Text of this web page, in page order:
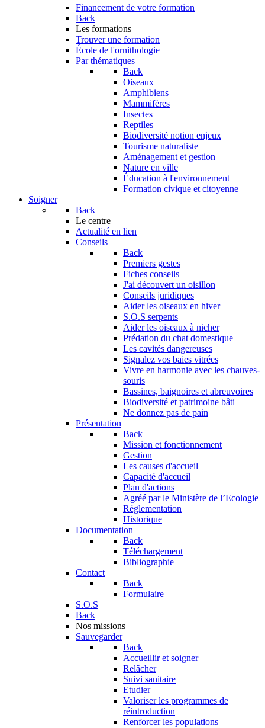
Financement de votre formation
Back
Les formations
Trouver une formation
École de l'ornithologie
Par thématiques
Back
Oiseaux
Amphibiens
Mammifères
Insectes
Reptiles
Biodiversité notion enjeux
Tourisme naturaliste
Aménagement et gestion
Nature en ville
Éducation à l'environnement
Formation civique et citoyenne
Soigner
Back
Le centre
Actualité en lien
Conseils
Back
Premiers gestes
Fiches conseils
J'ai découvert un oisillon
Conseils juridiques
Aider les oiseaux en hiver
S.O.S serpents
Aider les oiseaux à nicher
Prédation du chat domestique
Les cavités dangereuses
Signalez vos baies vitrées
Vivre en harmonie avec les chauves-
souris
Bassines, baignoires et abreuvoires
Biodiversité et patrimoine bâti
Ne donnez pas de pain
Présentation
Back
Mission et fonctionnement
Gestion
Les causes d'accueil
Capacité d'accueil
Plan d'actions
Agréé par le Ministère de l’Ecologie
Réglementation
Historique
Documentation
Back
Téléchargement
Bibliographie
Contact
Back
Formulaire
S.O.S
Back
Nos missions
Sauvegarder
Back
Accueillir et soigner
Relâcher
Suivi sanitaire
Etudier
Valoriser les programmes de
réintroduction
Renforcer les populations